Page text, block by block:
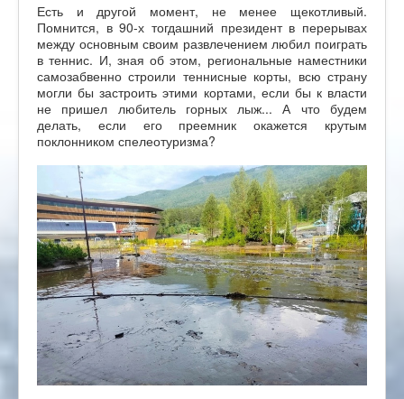
Есть и другой момент, не менее щекотливый.
Помнится, в 90-х тогдашний президент в перерывах
между основным своим развлечением любил поиграть
в теннис. И, зная об этом, региональные наместники
самозабвенно строили теннисные корты, всю страну
могли бы застроить этими кортами, если бы к власти
не пришел любитель горных лыж... А что будем
делать, если его преемник окажется крутым
поклонником спелеотуризма?